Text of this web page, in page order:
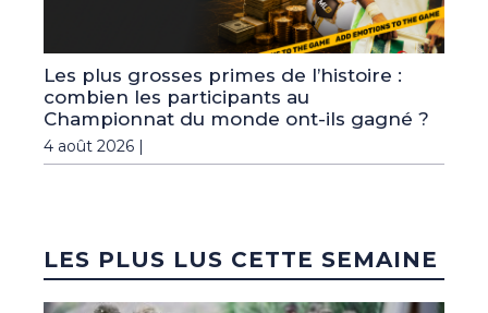
Les plus grosses primes de l’histoire :
combien les participants au
Championnat du monde ont-ils gagné ?
4 août 2026 |
LES PLUS LUS CETTE SEMAINE